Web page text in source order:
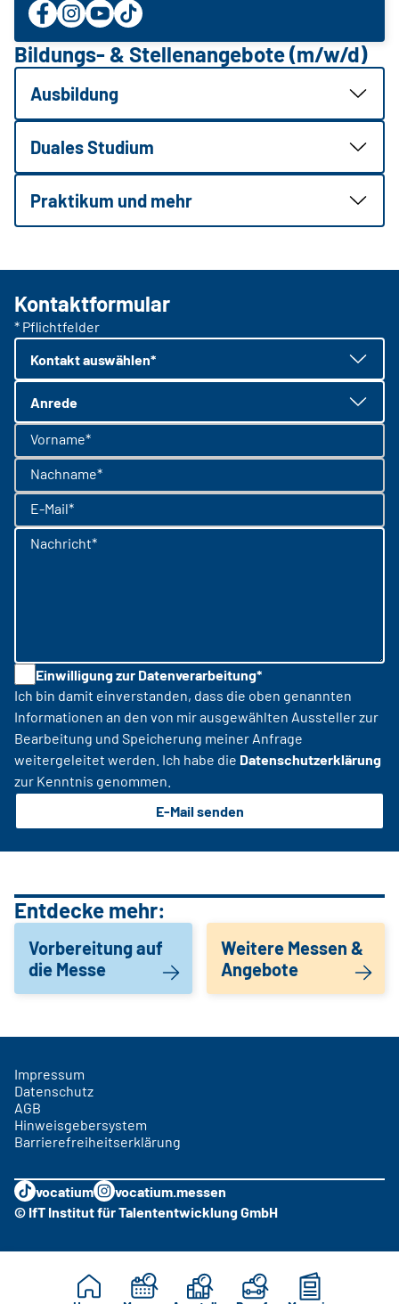
Bildungs- & Stellenangebote (m/w/d)
Ausbildung
Duales Studium
Praktikum und mehr
Kontaktformular
* Pflichtfelder
Kontakt auswählen*
Anrede
Vorname*
Nachname*
E-Mail*
Nachricht*
Einwilligung zur Datenverarbeitung*
Ich bin damit einverstanden, dass die oben genannten
Informationen an den von mir ausgewählten Aussteller zur
Bearbeitung und Speicherung meiner Anfrage
weitergeleitet werden. Ich habe die Datenschutzerklärung
zur Kenntnis genommen.
E-Mail senden
Entdecke mehr:
Vorbereitung auf
die Messe
Weitere Messen &
Angebote
Impressum
Datenschutz
AGB
Hinweisgebersystem
Barrierefreiheitserklärung
vocatium
vocatium.messen
© IfT Institut für Talententwicklung GmbH